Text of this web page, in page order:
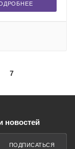
7
новостей
ПОДПИСАТЬСЯ